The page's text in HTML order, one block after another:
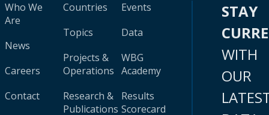
Who We
Are
News
Careers
Contact
Countries
Topics
Projects &
Operations
Research &
Publications
Events
Data
WBG
Academy
Results
Scorecard
STAY
WITH
OUR